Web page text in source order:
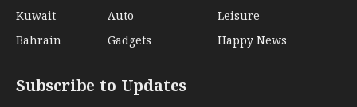
Kuwait
Bahrain
Auto
Gadgets
Leisure
Happy News
Subscribe to Updates